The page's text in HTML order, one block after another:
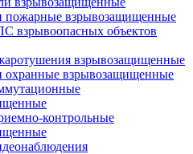
пожарные взрывозащищенные
взрывоопасных объектов
взрывозащищенные
охранные взрывозащищенные
контрольные